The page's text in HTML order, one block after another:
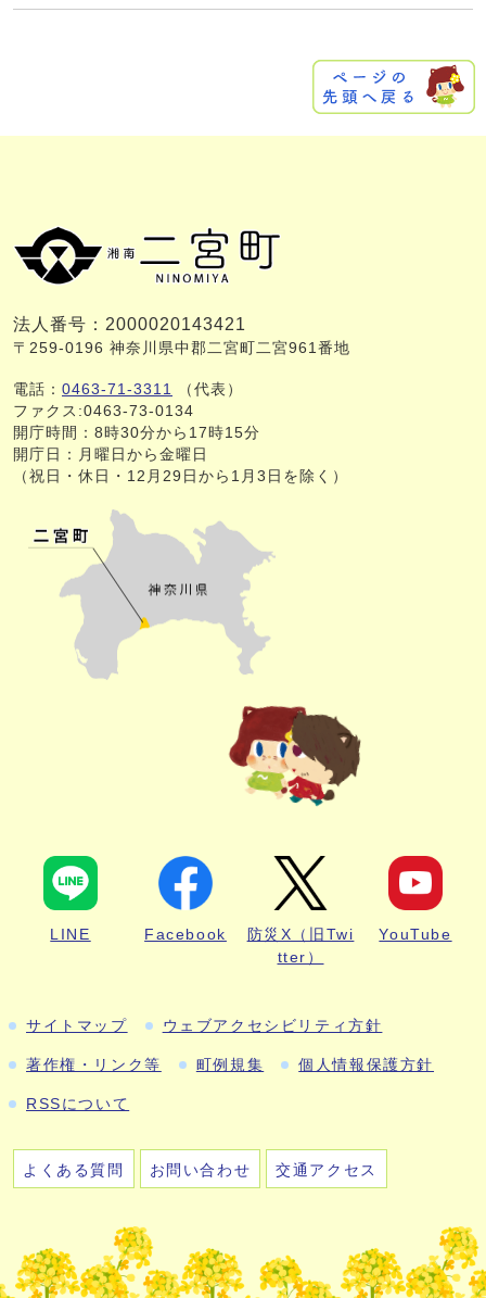
法人番号：2000020143421
〒259-0196 神奈川県中郡二宮町二宮961番地
電話： 0463-71-3311
（代表）
ファクス:0463-73-0134
開庁時間：8時30分から17時15分
開庁日：月曜日から金曜日
（祝日・休日・12月29日から1月3日を除く）
LINE Facebook
防災X（旧Twi
tter）
YouTube
サイトマップ ウェブアクセシビリティ方針
著作権・リンク等 町例規集 個人情報保護方針
RSSについて
よくある質問 お問い合わせ 交通アクセス